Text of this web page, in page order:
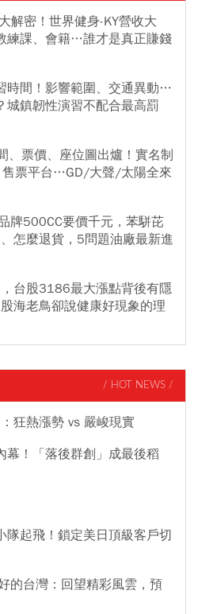
解密！世界健身-KY營收大
練課、會籍…誰才是真正賺錢
時間！影響範圍、交通異動…
城鎮韌性演習不配合最高罰
、票價、座位圖出爐！實名制
售票平台…GD/大聲/太陽全來
牌500CC要價千元，苯駢芘
怎麼退貨，5問題油廠最新進
台股3186最大漲點背後有隱
海老鳥卻說健康好現象的理
/ HOT NEWS /
狂熱漲勢 vs 嚴峻現實
幕！「落後群創」成最後稻
隊起飛！鎖定美日頂級客戶切
的台灣：回望精彩風雲，預